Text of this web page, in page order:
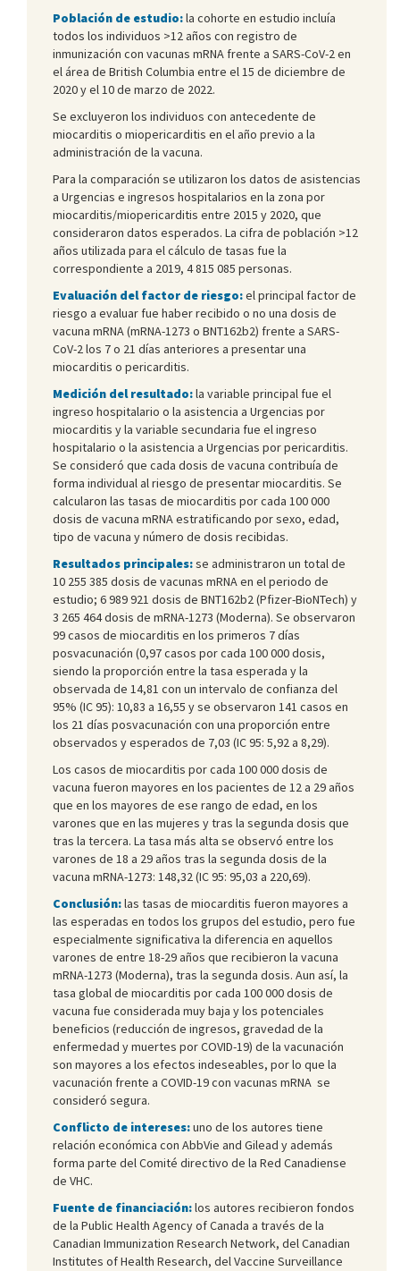
Población de estudio:la cohorte en estudio incluía
todos los individuos >12 años con registro de
inmunización con vacunas mRNA frente a SARS-CoV-2 en
el área de British Columbia entre el 15 de diciembre de
2020 y el 10 de marzo de 2022.
Se excluyeron los individuos con antecedente de
miocarditis o miopericarditis en el año previo a la
administración de la vacuna.
Para la comparación se utilizaron los datos de asistencias
a Urgencias e ingresos hospitalarios en la zona por
miocarditis/miopericarditis entre 2015 y 2020, que
consideraron datos esperados. La cifra de población >12
años utilizada para el cálculo de tasas fue la
correspondiente a 2019, 4 815 085 personas.
Evaluación del factor de riesgo:el principal factor de
riesgo a evaluar fue haber recibido o no una dosis de
vacuna mRNA (mRNA-1273 o BNT162b2) frente a SARS-
CoV-2 los 7 o 21 días anteriores a presentar una
miocarditis o pericarditis.
Medición del resultado:la variable principal fue el
ingreso hospitalario o la asistencia a Urgencias por
miocarditis y la variable secundaria fue el ingreso
hospitalario o la asistencia a Urgencias por pericarditis.
Se consideró que cada dosis de vacuna contribuía de
forma individual al riesgo de presentar miocarditis. Se
calcularon las tasas de miocarditis por cada 100 000
dosis de vacuna mRNA estratificando por sexo, edad,
tipo de vacuna y número de dosis recibidas.
Resultados principales:se administraron un total de
10 255 385 dosis de vacunas mRNA en el periodo de
estudio; 6 989 921 dosis de BNT162b2 (Pfizer-BioNTech) y
3 265 464 dosis de mRNA-1273 (Moderna). Se observaron
99 casos de miocarditis en los primeros 7 días
posvacunación (0,97 casos por cada 100 000 dosis,
siendo la proporción entre la tasa esperada y la
observada de 14,81 con un intervalo de confianza del
95% (IC 95): 10,83 a 16,55 y se observaron 141 casos en
los 21 días posvacunación con una proporción entre
observados y esperados de 7,03 (IC 95: 5,92 a 8,29).
Los casos de miocarditis por cada 100 000 dosis de
vacuna fueron mayores en los pacientes de 12 a 29 años
que en los mayores de ese rango de edad, en los
varones que en las mujeres y tras la segunda dosis que
tras la tercera. La tasa más alta se observó entre los
varones de 18 a 29 años tras la segunda dosis de la
vacuna mRNA-1273: 148,32 (IC 95: 95,03 a 220,69).
Conclusión:las tasas de miocarditis fueron mayores a
las esperadas en todos los grupos del estudio, pero fue
especialmente significativa la diferencia en aquellos
varones de entre 18-29 años que recibieron la vacuna
mRNA-1273 (Moderna), tras la segunda dosis. Aun así, la
tasa global de miocarditis por cada 100 000 dosis de
vacuna fue considerada muy baja y los potenciales
beneficios (reducción de ingresos, gravedad de la
enfermedad y muertes por COVID-19) de la vacunación
son mayores a los efectos indeseables, por lo que la
vacunación frente a COVID-19 con vacunas mRNA se
consideró segura.
Conflicto de intereses:uno de los autores tiene
relación económica con AbbVie and Gilead y además
forma parte del Comité directivo de la Red Canadiense
de VHC.
Fuente de financiación:los autores recibieron fondos
de la Public Health Agency of Canada a través de la
Canadian Immunization Research Network, del Canadian
Institutes of Health Research, del Vaccine Surveillance